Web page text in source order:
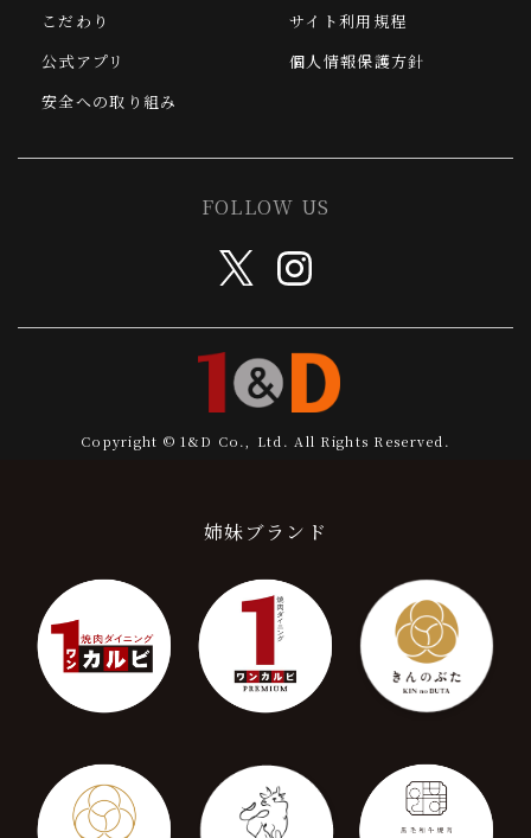
こだわり
公式アプリ
安全への取り組み
サイト利用規程
個人情報保護方針
FOLLOW US
Copyright © 1&D Co., Ltd. All Rights Reserved.
姉妹ブランド